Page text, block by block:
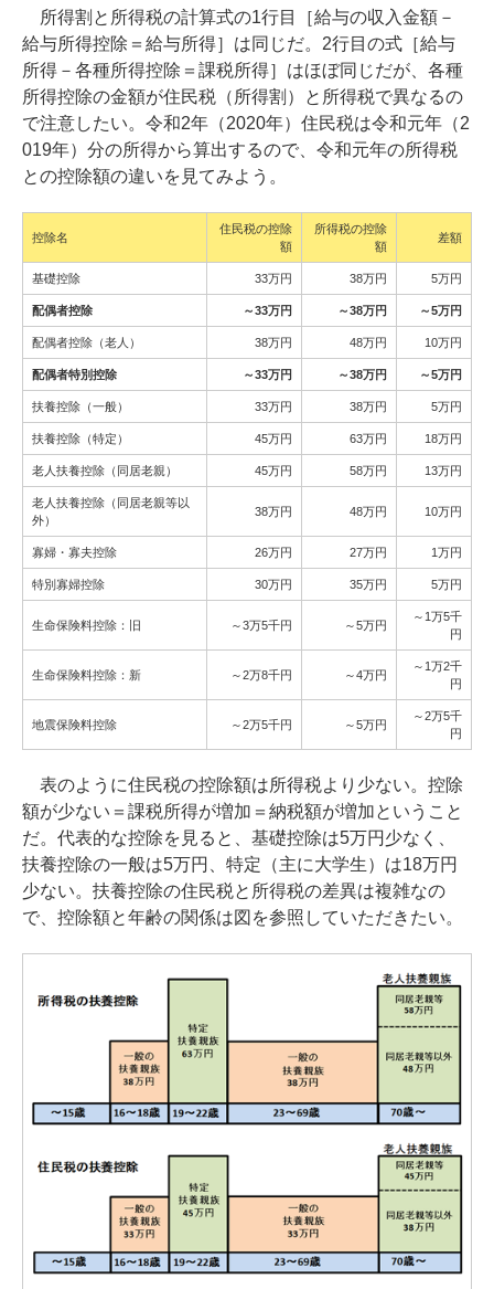
所得割と所得税の計算式の1行目［給与の収入金額－
給与所得控除＝給与所得］は同じだ。2行目の式［給与
所得－各種所得控除＝課税所得］はほぼ同じだが、各種
所得控除の金額が住民税（所得割）と所得税で異なるの
で注意したい。令和2年（2020年）住民税は令和元年（2
019年）分の所得から算出するので、令和元年の所得税
との控除額の違いを見てみよう。
控除名
住民税の控除
額
所得税の控除
額
差額
基礎控除 33万円 38万円 5万円
配偶者控除 ～33万円 ～38万円 ～5万円
配偶者控除（老人） 38万円 48万円 10万円
配偶者特別控除 ～33万円 ～38万円 ～5万円
扶養控除（一般） 33万円 38万円 5万円
扶養控除（特定） 45万円 63万円 18万円
老人扶養控除（同居老親） 45万円 58万円 13万円
老人扶養控除（同居老親等以
外）
38万円 48万円 10万円
寡婦・寡夫控除 26万円 27万円 1万円
特別寡婦控除 30万円 35万円 5万円
生命保険料控除：旧 ～3万5千円 ～5万円
～1万5千
円
生命保険料控除：新 ～2万8千円 ～4万円
～1万2千
円
地震保険料控除 ～2万5千円 ～5万円
～2万5千
円
表のように住民税の控除額は所得税より少ない。控除
額が少ない＝課税所得が増加＝納税額が増加ということ
だ。代表的な控除を見ると、基礎控除は5万円少なく、
扶養控除の一般は5万円、特定（主に大学生）は18万円
少ない。扶養控除の住民税と所得税の差異は複雑なの
で、控除額と年齢の関係は図を参照していただきたい。